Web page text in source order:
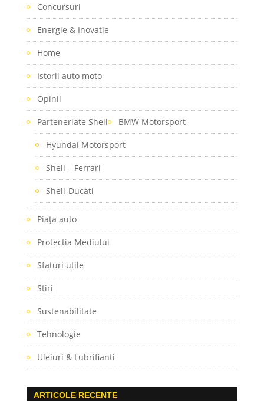
Concursuri
Energie & Inovatie
Home
Istorii auto moto
Opinii
Parteneriate Shell BMW Motorsport
Hyundai Motorsport
Shell – Ferrari
Shell-Ducati
Piaţa auto
Protectia Mediului
Sfaturi utile
Stiri
Sustenabilitate
Tehnologie
Uleiuri & Lubrifianti
ARTICOLE RECENTE